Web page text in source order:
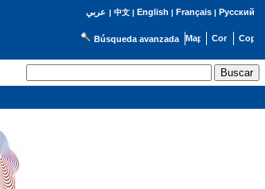
عربي | 中文| English | Français| Русский
Búsqueda avanzada